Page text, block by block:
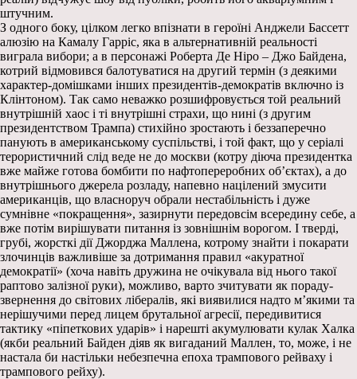
штучним.
З одного боку, цілком легко впізнати в героїні Анджели Бассетт
алюзію на Камалу Гарріс, яка в альтернативній реальності
виграла вибори; а в персонажі Роберта Де Ніро – Джо Байдена,
котрий відмовився балотуватися на другий термін (з деякими
характер-домішками інших президентів-демократів включно із
Клінтоном). Так само неважко розшифровується той реальний
внутрішній хаос і ті внутрішні страхи, що нині (з другим
президентством Трампа) стихійно зростають і беззаперечно
панують в американському суспільстві, і той факт, що у серіалі
терористичний слід веде не до москви (котру діюча президентка
вже майже готова бомбити по нафтопереробних об’єктах), а до
внутрішнього джерела розладу, напевно націлений змусити
американців, що власноруч обрали нестабільність і дуже
сумнівне «покращення», зазирнути передовсім всередину себе, а
вже потім вирішувати питання із зовнішнім ворогом. І тверді,
грубі, жорсткі дії Джорджа Маллена, котрому знайти і покарати
злочинців важливіше за дотримання правил «акуратної
демократії» (хоча навіть дружина не очікувала від нього такої
раптово залізної руки), можливо, варто зчитувати як пораду-
звернення до світових лібералів, які виявилися надто м’якими та
нерішучими перед лицем брутальної агресії, передивитися
тактику «піпеткових ударів» і нарешті акумулювати кулак Халка
(якби реальний Байден діяв як вигаданий Маллен, то, може, і не
настала би настільки небезпечна епоха трампового рейваху і
трампового рейху).